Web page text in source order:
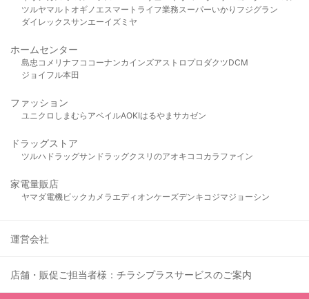
ツルヤマルト オギノ エスマート ライフ業務スーパーいかり フジグラン
ダイレックスサンエーイズミヤ
ホームセンター
島忠 コメリ ナフコ コーナンカインズアストロプロダクツDCM
ジョイフル本田
ファッション
ユニクロ しまむら アベイルAOKIはるやま サカゼン
ドラッグストア
ツルハドラッグサンドラッグクスリのアオキ ココカラファイン
家電量販店
ヤマダ電機ビックカメラ エディオンケーズデンキ コジマジョーシン
運営会社
店舗・販促ご担当者様：チラシプラスサービスのご案内